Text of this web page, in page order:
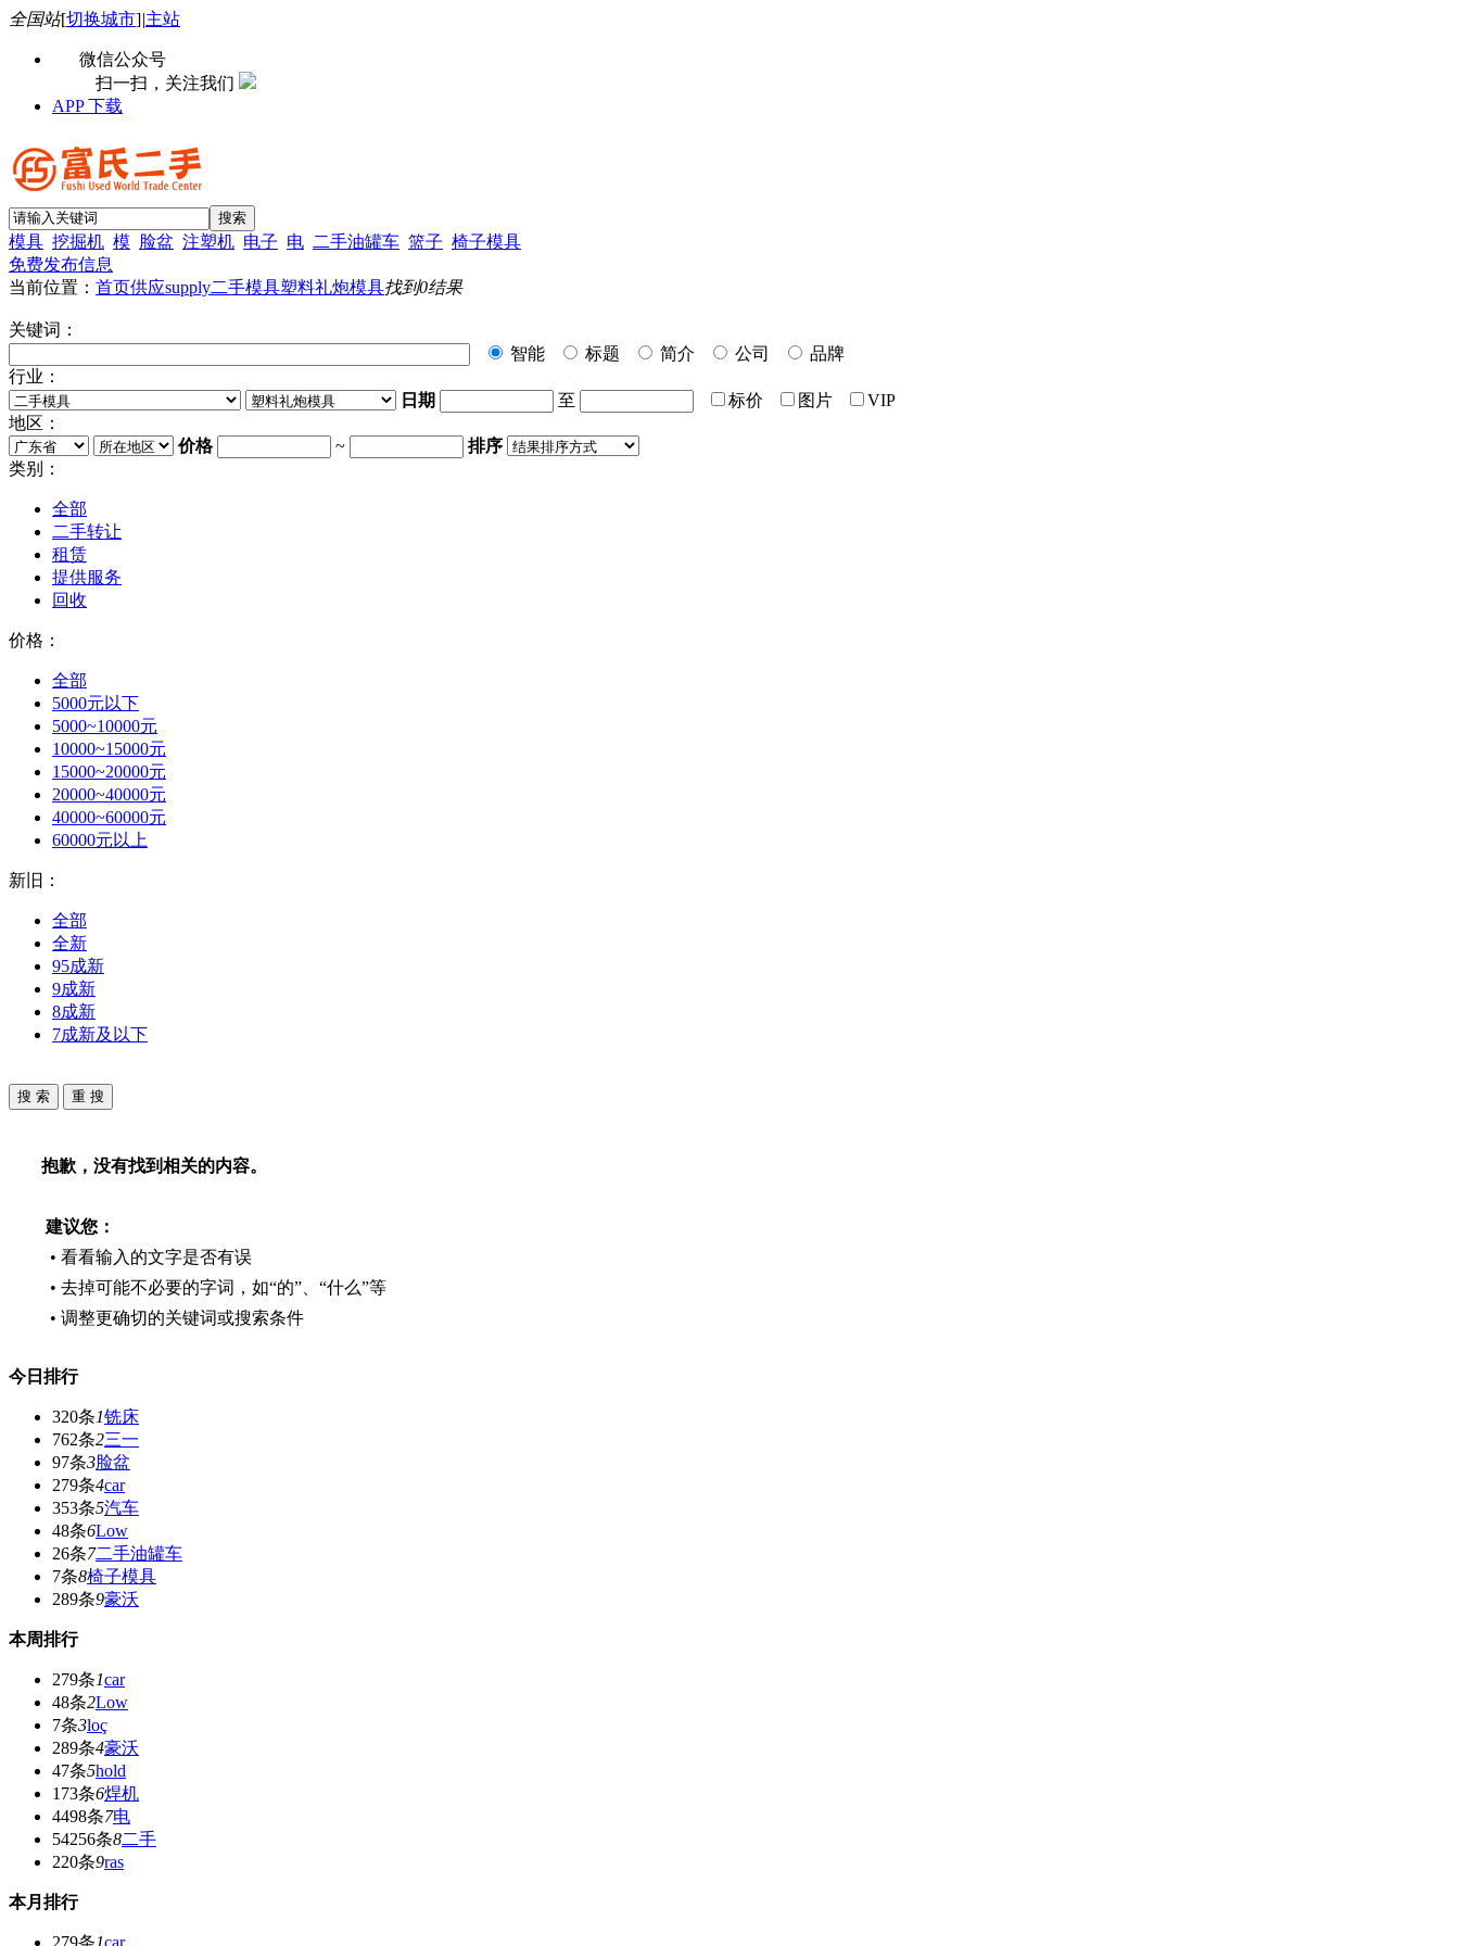
全国站[切换城市]|主站
微信公众号
扫一扫，关注我们
APP 下载
模具 挖掘机 模 脸盆 注塑机 电子 电 二手油罐车 篮子 椅子模具
免费发布信息
当前位置： 首页供应supply二手模具塑料礼炮模具找到0结果
关键词：
智能
标题 简介 公司
品牌
行业：
日期
至 标价 图片
VIP
地区：
价格
~
排序
类别：
全部
二手转让
租赁
提供服务
回收
价格：
全部
5000元以下
5000~10000元
10000~15000元
15000~20000元
20000~40000元
40000~60000元
60000元以上
新旧：
全部
全新
95成新
9成新
8成新
7成新及以下
抱歉，没有找到相关的内容。
建议您：
• 看看输入的文字是否有误
• 去掉可能不必要的字词，如“的”、“什么”等
• 调整更确切的关键词或搜索条件
今日排行
320条1铣床
762条2三一
97条3脸盆
279条4car
353条5汽车
48条6Low
26条7二手油罐车
7条8椅子模具
289条9豪沃
本周排行
279条1car
48条2Low
7条3loç
289条4豪沃
47条5hold
173条6焊机
4498条7电
54256条8二手
220条9ras
本月排行
279条1car